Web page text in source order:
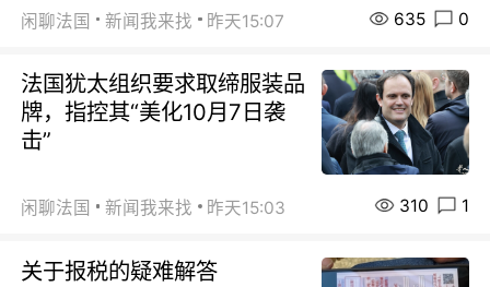
闲聊法国 新闻我来找 昨天15:07 635 0
法国犹太组织要求取缔服装品
牌，指控其“美化10月7日袭
击”
闲聊法国 新闻我来找 昨天15:03 310 1
关于报税的疑难解答